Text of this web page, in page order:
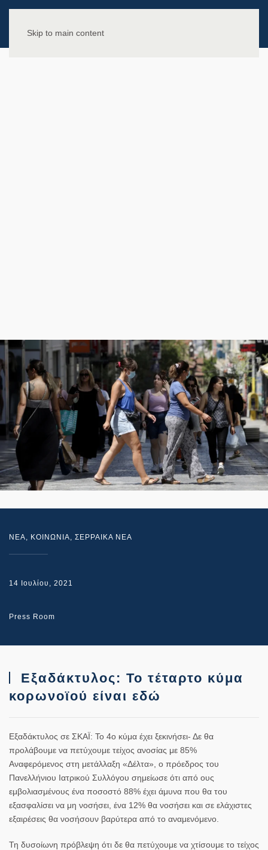
Skip to main content
NEA, ΚΟΙΝΩΝΙΑ, ΣΕΡΡΑΙΚΑ ΝΕΑ
14 Ιουλίου, 2021
Press Room
Εξαδάκτυλος: Το τέταρτο κύμα
κορωνοϊού είναι εδώ
Εξαδάκτυλος σε ΣΚΑΪ: Το 4ο κύμα έχει ξεκινήσει- Δε θα
προλάβουμε να πετύχουμε τείχος ανοσίας με 85%
Αναφερόμενος στη μετάλλαξη «Δέλτα», ο πρόεδρος του
Πανελλήνιου Ιατρικού Συλλόγου σημείωσε ότι από ους
εμβολιασμένους ένα ποσοστό 88% έχει άμυνα που θα του
εξασφαλίσει να μη νοσήσει, ένα 12% θα νοσήσει και σε ελάχιστες
εξαιρέσεις θα νοσήσουν βαρύτερα από το αναμενόμενο.
Τη δυσοίωνη πρόβλεψη ότι δε θα πετύχουμε να χτίσουμε το τείχος